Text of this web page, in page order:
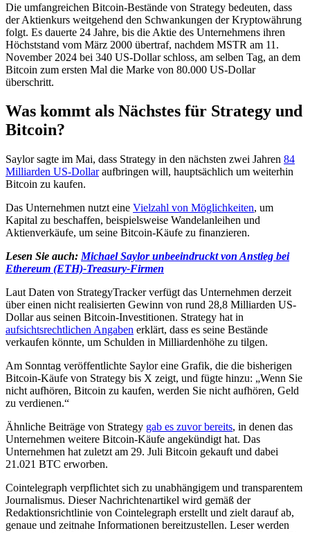
Die umfangreichen Bitcoin-Bestände von Strategy bedeuten, dass
der Aktienkurs weitgehend den Schwankungen der Kryptowährung
folgt. Es dauerte 24 Jahre, bis die Aktie des Unternehmens ihren
Höchststand vom März 2000 übertraf, nachdem MSTR am 11.
November 2024 bei 340 US-Dollar schloss, am selben Tag, an dem
Bitcoin zum ersten Mal die Marke von 80.000 US-Dollar
überschritt.
Was kommt als Nächstes für Strategy und
Bitcoin?
Saylor sagte im Mai, dass Strategy in den nächsten zwei Jahren 84
Milliarden US-Dollaraufbringen will, hauptsächlich um weiterhin
Bitcoin zu kaufen.
Das Unternehmen nutzt eine Vielzahl von Möglichkeiten, um
Kapital zu beschaffen, beispielsweise Wandelanleihen und
Aktienverkäufe, um seine Bitcoin-Käufe zu finanzieren.
Lesen Sie auch: Michael Saylor unbeeindruckt von Anstieg bei
Ethereum (ETH)-Treasury-Firmen
Laut Daten von StrategyTracker verfügt das Unternehmen derzeit
über einen nicht realisierten Gewinn von rund 28,8 Milliarden US-
Dollar aus seinen Bitcoin-Investitionen. Strategy hat in
aufsichtsrechtlichen Angaben erklärt, dass es seine Bestände
verkaufen könnte, um Schulden in Milliardenhöhe zu tilgen.
Am Sonntag veröffentlichte Saylor eine Grafik, die die bisherigen
Bitcoin-Käufe von Strategy bis X zeigt, und fügte hinzu: „Wenn Sie
nicht aufhören, Bitcoin zu kaufen, werden Sie nicht aufhören, Geld
zu verdienen.“
Ähnliche Beiträge von Strategy gab es zuvor bereits, in denen das
Unternehmen weitere Bitcoin-Käufe angekündigt hat. Das
Unternehmen hat zuletzt am 29. Juli Bitcoin gekauft und dabei
21.021 BTC erworben.
Cointelegraph verpflichtet sich zu unabhängigem und transparentem
Journalismus. Dieser Nachrichtenartikel wird gemäß der
Redaktionsrichtlinie von Cointelegraph erstellt und zielt darauf ab,
genaue und zeitnahe Informationen bereitzustellen. Leser werden